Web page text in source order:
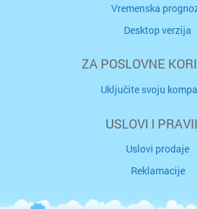
Vremenska
Desktop verzija
ZA POSLOVNE
Uključite svoju
USLOVI I
Uslovi prodaje
Reklamacije